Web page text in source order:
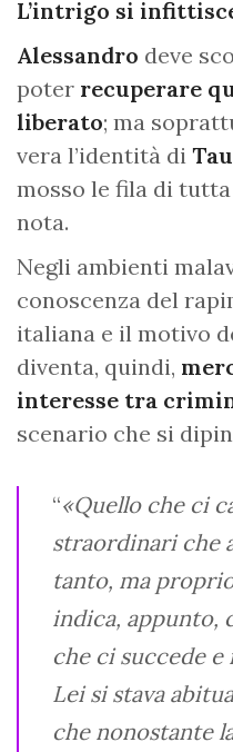
L’intrigo si
Alessandro deve
poter recuperare
liberato; ma
vera l’identità di
mosso le fila di tutta
nota.
Negli ambienti
conoscenza del
italiana e il motivo
diventa, quindi,
interesse tra
scenario che si
“«Quello che ci
straordinari che
tanto, ma
indica, appunto,
che ci succede
Lei si stava
che nonostante